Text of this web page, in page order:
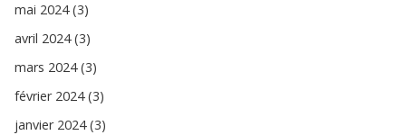
mai 2024 (3)
avril 2024 (3)
mars 2024 (3)
février 2024 (3)
janvier 2024 (3)